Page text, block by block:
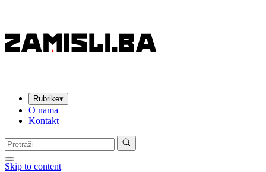
Rubrike▾
O nama
Kontakt
Pretraga:
Skip to content